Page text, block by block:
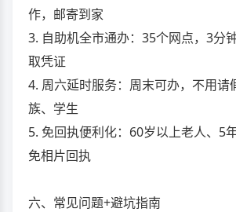
作，邮寄到家
3. 自助机全市通办：35个网点，3分
取凭证
4. 周六延时服务：周末可办，不用请
族、学生
5. 免回执便利化：60岁以上老人、5
免相片回执
六、常见问题+避坑指南